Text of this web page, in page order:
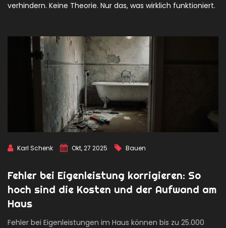
verhindern. Keine Theorie. Nur das, was wirklich funktioniert.
Karl Schenk Okt, 27 2025 Bauen
Fehler bei Eigenleistung korrigieren: So
hoch sind die Kosten und der Aufwand am
Haus
Fehler bei Eigenleistungen im Haus können bis zu 25.000